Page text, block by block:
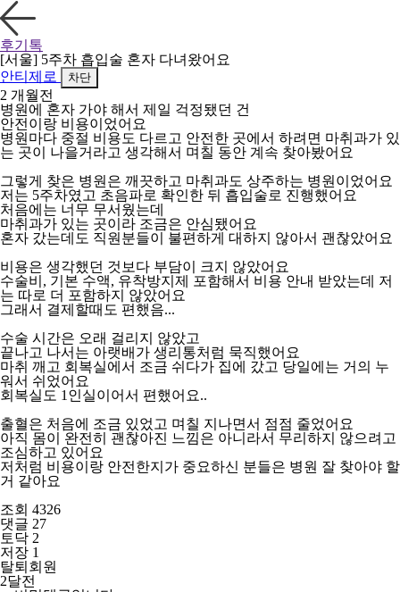
후기톡
[서울] 5주차 흡입술 혼자 다녀왔어요
안티제로
차단
2 개월전
병원에 혼자 가야 해서 제일 걱정됐던 건
안전이랑 비용이었어요
병원마다 중절 비용도 다르고 안전한 곳에서 하려면 마취과가 있
는 곳이 나을거라고 생각해서 며칠 동안 계속 찾아봤어요
그렇게 찾은 병원은 깨끗하고 마취과도 상주하는 병원이었어요
저는 5주차였고 초음파로 확인한 뒤 흡입술로 진행했어요
처음에는 너무 무서웠는데
마취과가 있는 곳이라 조금은 안심됐어요
혼자 갔는데도 직원분들이 불편하게 대하지 않아서 괜찮았어요
비용은 생각했던 것보다 부담이 크지 않았어요
수술비, 기본 수액, 유착방지제 포함해서 비용 안내 받았는데 저
는 따로 더 포함하지 않았어요
그래서 결제할때도 편했음...
수술 시간은 오래 걸리지 않았고
끝나고 나서는 아랫배가 생리통처럼 묵직했어요
마취 깨고 회복실에서 조금 쉬다가 집에 갔고 당일에는 거의 누
워서 쉬었어요
회복실도 1인실이어서 편했어요..
출혈은 처음에 조금 있었고 며칠 지나면서 점점 줄었어요
아직 몸이 완전히 괜찮아진 느낌은 아니라서 무리하지 않으려고
조심하고 있어요
저처럼 비용이랑 안전한지가 중요하신 분들은 병원 잘 찾아야 할
거 같아요
조회 4326
댓글 27
토닥 2
저장 1
탈퇴회원
2달전